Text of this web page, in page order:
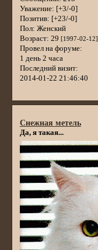
Уважение: [+3/-0]
Позитив: [+23/-0]
Пол: Женский
Возраст: 29 [1997-02-12]
Провел на форуме:
1 день 2 часа
Последний визит:
2014-01-22 21:46:40
Снежная метель
Да, я такая...